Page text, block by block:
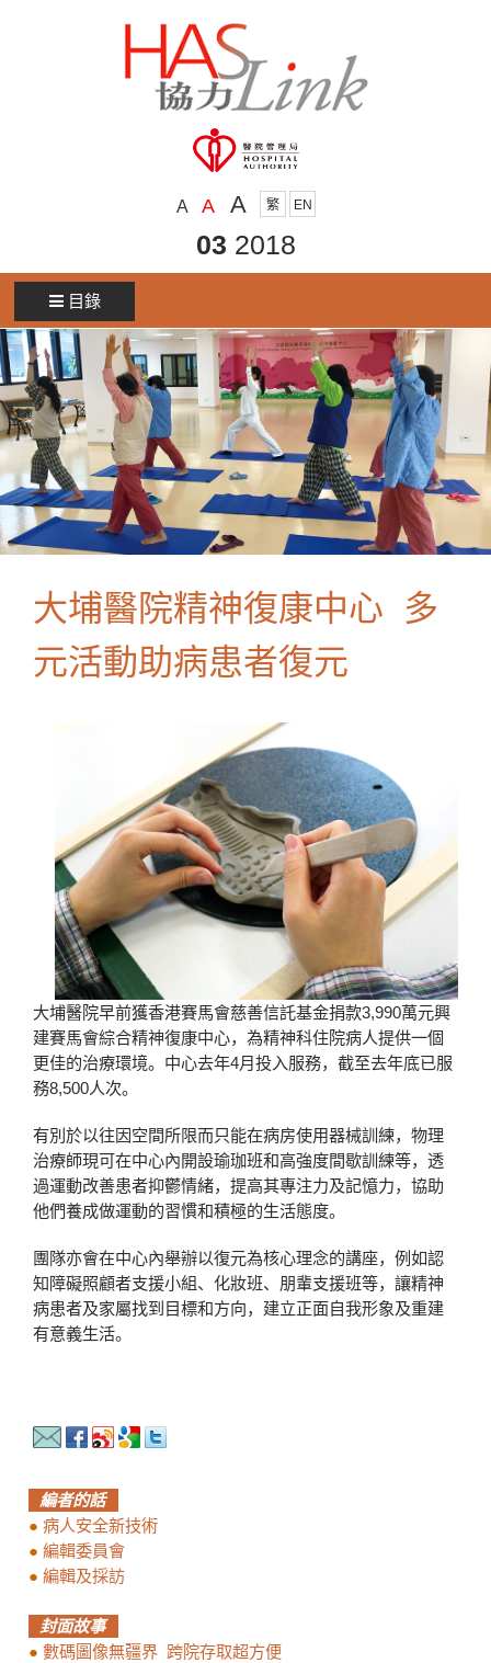
A A A 繁 EN
03 2018
目錄
大埔醫院精神復康中心 多
元活動助病患者復元
大埔醫院早前獲香港賽馬會慈善信託基金捐款3,990萬元興
建賽馬會綜合精神復康中心，為精神科住院病人提供一個
更佳的治療環境。中心去年4月投入服務，截至去年底已服
務8,500人次。
有別於以往因空間所限而只能在病房使用器械訓練，物理
治療師現可在中心內開設瑜珈班和高強度間歇訓練等，透
過運動改善患者抑鬱情緒，提高其專注力及記憶力，協助
他們養成做運動的習慣和積極的生活態度。
團隊亦會在中心內舉辦以復元為核心理念的講座，例如認
知障礙照顧者支援小組、化妝班、朋輩支援班等，讓精神
病患者及家屬找到目標和方向，建立正面自我形象及重建
有意義生活。
編者的話
● 病人安全新技術
● 編輯委員會
● 編輯及採訪
封面故事
● 數碼圖像無疆界 跨院存取超方便